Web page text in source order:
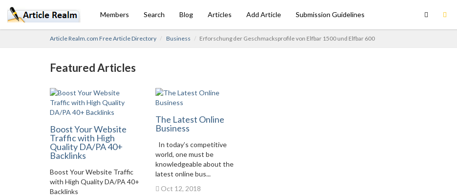
Members Search Blog Articles Add Article Submission Guidelines
Article Realm.com Free Article Directory Business Erforschung der Geschmacksprofile von Elfbar 1500 und Elfbar 600
Featured Articles
Boost Your Website
Traffic with High
Quality DA/PA 40+
Backlinks
Boost Your Website Traffic
with High Quality DA/PA 40+
Backlinks
The Latest Online
Business
In today’s competitive
world, one must be
knowledgeable about the
latest online bus...
Oct 12, 2018